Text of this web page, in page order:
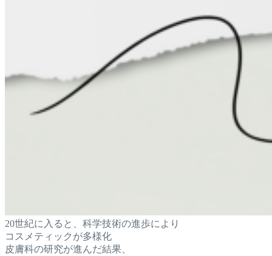
20世紀に入ると、科学技術の進歩により
コスメティックが多様化
皮膚科の研究が進んだ結果、